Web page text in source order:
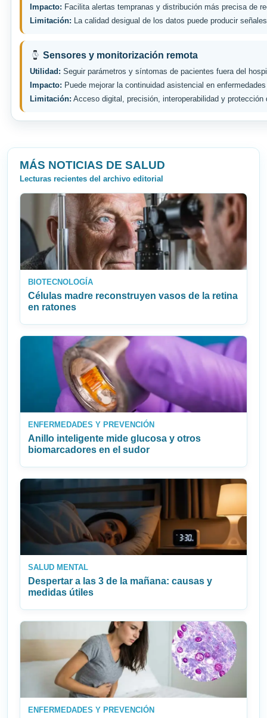
Impacto: Facilita alertas tempranas y distribución más precisa de
Limitación: La calidad desigual de los datos puede producir
Sensores y monitorización remota
Utilidad: Seguir parámetros y síntomas de pacientes fuera del
Impacto: Puede mejorar la continuidad asistencial en
Limitación: Acceso digital, precisión, interoperabilidad y
MÁS NOTICIAS DE SALUD
Lecturas recientes del archivo editorial
BIOTECNOLOGÍA
Células madre reconstruyen vasos de la retina
en ratones
ENFERMEDADES Y PREVENCIÓN
Anillo inteligente mide glucosa y otros
biomarcadores en el sudor
SALUD MENTAL
Despertar a las 3 de la mañana: causas y
medidas útiles
ENFERMEDADES Y PREVENCIÓN